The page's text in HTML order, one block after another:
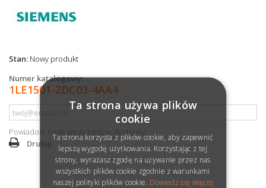
Stan: Nowy produkt
Numer katalogowy:
1LE1501-2DC03-4AA4
Powiadom mnie kiedy będzie dostępny
Drukuj
Ta strona używa plików
cookie
Ta strona korzysta z plików cookie, aby zapewnić
lepszą wygodę użytkowania. Korzystając z tej
strony, wyrażasz zgodę na używanie przez nas
wszystkich plików cookie zgodnie z warunkami
naszej polityki plików cookie. Dowiedz się więcej